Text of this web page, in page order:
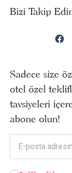
Bizi Takip
Sadece size
otel özel
tavsiyeleri
abone olun!